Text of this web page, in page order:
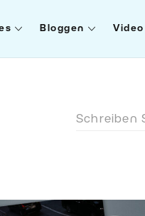
Bloggen Video